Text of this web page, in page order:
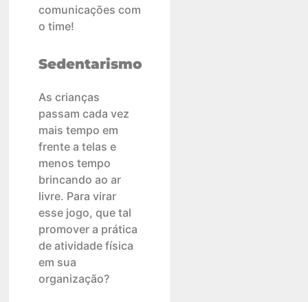
comunicações com
o time!
Sedentarismo
As crianças
passam cada vez
mais tempo em
frente a telas e
menos tempo
brincando ao ar
livre. Para virar
esse jogo, que tal
promover a prática
de atividade física
em sua
organização?